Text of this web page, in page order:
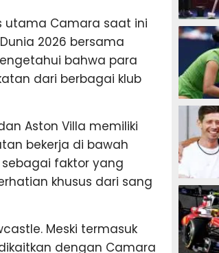
utama Camara saat ini
2026 bersama
bahwa para
dari berbagai klub
Aston Villa memiliki
bekerja di bawah
sebagai faktor yang
khusus dari sang
Meski termasuk
dengan Camara
TENIS
MOTOGP